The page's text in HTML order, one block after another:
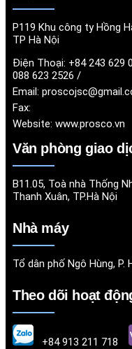
P119 Khu công ty Hồng
TP Hà Nội
Điện Thoại: +84 243 629
088 623 2526 /
Email:
Fax:
Website: www.prosco.vn
Văn phòng giao
B11.05, Toà nhà Thống
Thanh Xuân, TP.Hà Nội
Nhà máy
Tổ dân phố Ngô Hùng, P.
Theo dõi hoạt
+84 913 211 718